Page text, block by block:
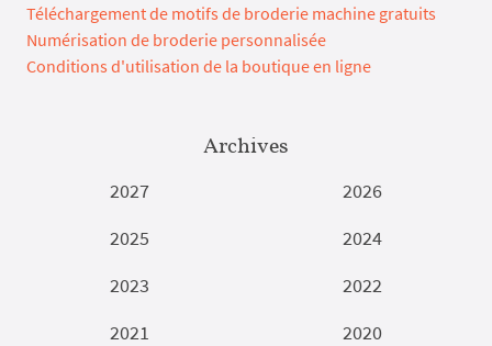
Téléchargement de motifs de broderie machine gratuits
Numérisation de broderie personnalisée
Conditions d'utilisation de la boutique en ligne
Archives
2027
2026
2025
2024
2023
2022
2021
2020